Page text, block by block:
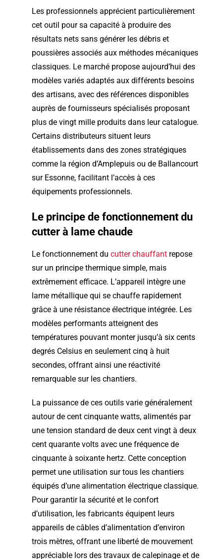
Les professionnels apprécient particulièrement
cet outil pour sa capacité à produire des
résultats nets sans générer les débris et
poussières associés aux méthodes mécaniques
classiques. Le marché propose aujourd’hui des
modèles variés adaptés aux différents besoins
des artisans, avec des références disponibles
auprès de fournisseurs spécialisés proposant
plus de vingt mille produits dans leur catalogue.
Certains distributeurs situent leurs
établissements dans des zones stratégiques
comme la région d’Amplepuis ou de Ballancourt
sur Essonne, facilitant l’accès à ces
équipements professionnels.
Le principe de fonctionnement du
cutter à lame chaude
Le fonctionnement du cutter chauffant repose
sur un principe thermique simple, mais
extrêmement efficace. L’appareil intègre une
lame métallique qui se chauffe rapidement
grâce à une résistance électrique intégrée. Les
modèles performants atteignent des
températures pouvant monter jusqu’à six cents
degrés Celsius en seulement cinq à huit
secondes, offrant ainsi une réactivité
remarquable sur les chantiers.
La puissance de ces outils varie généralement
autour de cent cinquante watts, alimentés par
une tension standard de deux cent vingt à deux
cent quarante volts avec une fréquence de
cinquante à soixante hertz. Cette conception
permet une utilisation sur tous les chantiers
équipés d’une alimentation électrique classique.
Pour garantir la sécurité et le confort
d’utilisation, les fabricants équipent leurs
appareils de câbles d’alimentation d’environ
trois mètres, offrant une liberté de mouvement
appréciable lors des travaux de calepinage et de